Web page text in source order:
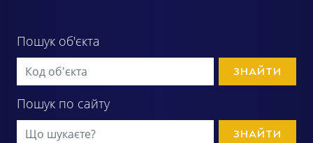
Пошук об'єкта
ЗНАЙТИ
Пошук по сайту
ЗНАЙТИ